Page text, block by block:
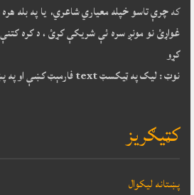
کهچرې تاسو خپله معياري شاعري، يا په بله
غواړئ نو مونږ سره ئې شريکې کړئ ، د کره
کړو
نوټ : ليک په ټيکسټ text فارمېټ کښې او په پښټو کښې پکار دے
کټيګريز
پښتانه ليکوال